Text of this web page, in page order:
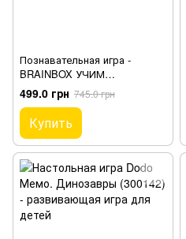
Познавательная игра -
BRAINBOX УЧИМ
АНГЛИЙСКИЙ ЯЗЫК
499.0 грн 745.0 грн
Купить